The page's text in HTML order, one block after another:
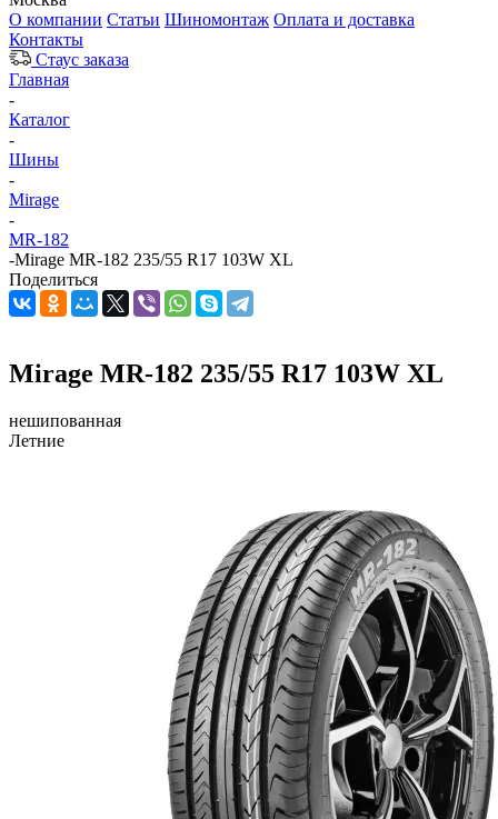
О компании Статьи Шиномонтаж Оплата и доставка
Контакты
Стаус заказа
Главная
-
Каталог
-
Шины
-
Mirage
-
MR-182
-Mirage MR-182 235/55 R17 103W XL
Поделиться
Mirage MR-182 235/55 R17 103W XL
нешипованная
Летние